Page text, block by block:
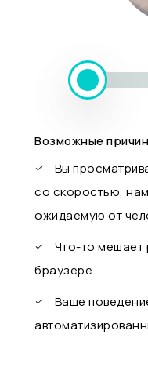
Возможные
Вы
со скоростью,
ожидаемую от
Что-то мешает
браузере
Ваше